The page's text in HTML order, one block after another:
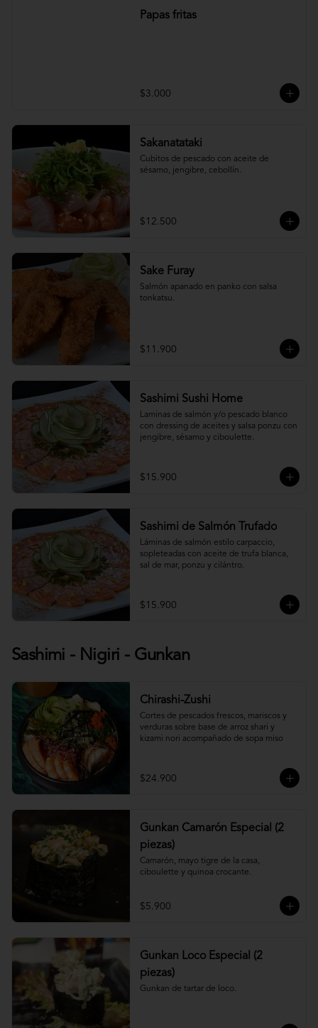
Papas fritas
$3.000
Sakanatataki
Cubitos de pescado con aceite de
sésamo, jengibre, cebollín.
$12.500
Sake Furay
Salmón apanado en panko con salsa
tonkatsu.
$11.900
Sashimi Sushi Home
Laminas de salmón y/o pescado blanco
con dressing de aceites y salsa ponzu con
jengibre, sésamo y ciboulette.
$15.900
Sashimi de Salmón Trufado
Láminas de salmón estilo carpaccio,
sopleteadas con aceite de trufa blanca,
sal de mar, ponzu y cilántro.
$15.900
Sashimi - Nigiri - Gunkan
Chirashi-Zushi
Cortes de pescados frescos, mariscos y
verduras sobre base de arroz shari y
kizami nori acompañado de sopa miso
$24.900
Gunkan Camarón Especial (2
piezas)
Camarón, mayo tigre de la casa,
ciboulette y quinoa crocante.
$5.900
Gunkan Loco Especial (2
piezas)
Gunkan de tartar de loco.